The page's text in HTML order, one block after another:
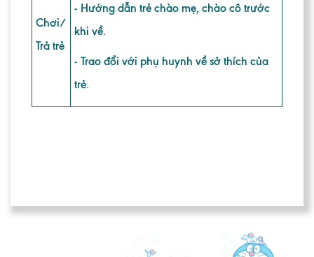
Chơi/
Trả trẻ
- Hướng dẫn trẻ chào mẹ, chào cô trước
khi về.
- Trao đổi với phụ huynh về sở thích của
trẻ.